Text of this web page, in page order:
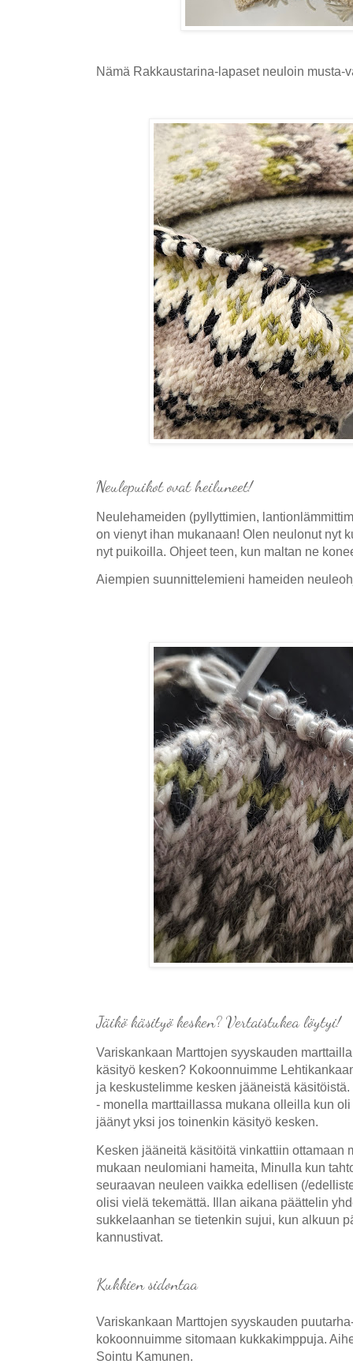
Nämä Rakkaustarina-lapaset neuloin musta-
Neulepuikot ovat heiluneet!
Neulehameiden (pyllyttimien,
on vienyt ihan mukanaan! Olen neulonut nyt
nyt puikoilla. Ohjeet teen, kun maltan ne
Aiempien suunnittelemieni hameiden
Jäikö käsityö kesken? Vertaistukea löytyi!
Variskankaan Marttojen syyskauden
käsityö kesken? Kokoonnuimme
ja keskustelimme kesken jääneistä
- monella marttaillassa mukana olleilla kun
jäänyt yksi jos toinenkin käsityö kesken.
Kesken jääneitä käsitöitä vinkattiin ottamaan
mukaan neulomiani hameita, Minulla kun
seuraavan neuleen vaikka edellisen (/
olisi vielä tekemättä. Illan aikana päättelin
sukkelaanhan se tietenkin sujui, kun alkuun
kannustivat.
Kukkien sidontaa
Variskankaan Marttojen syyskauden
kokoonnuimme sitomaan kukkakimppuja.
Sointu Kamunen.